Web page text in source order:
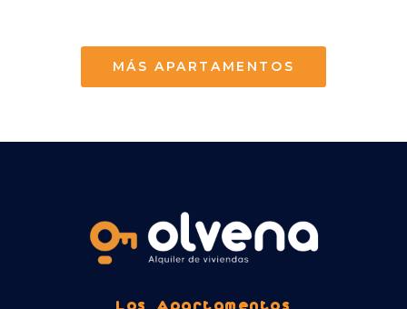
MÁS APARTAMENTOS
Los Apartamentos